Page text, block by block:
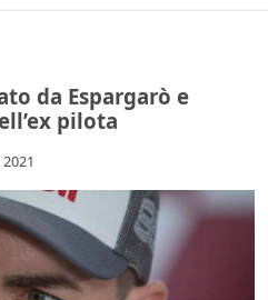
da Espargarò e
pilota